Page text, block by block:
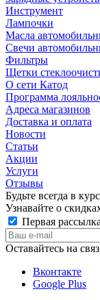
Инструмент
Лампочки
Масла
Свечи
Фильтры
Щетки
О сети Катод
Программа
Адреса магазинов
Доставка и оплата
Новости
Статьи
Акции
Услуги
Отзывы
Будьте всегда в
Узнавайте о
Первая рассылка
Оставайтесь на
Вконтакте
Google Plus